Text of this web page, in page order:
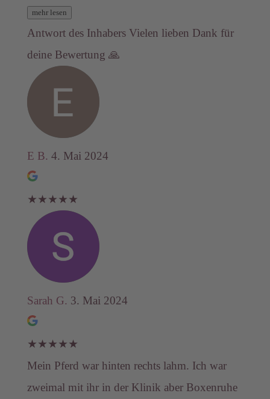
mehr lesen
Antwort des Inhabers Vielen lieben Dank für
deine Bewertung 🙏
E B. 4. Mai 2024
★★★★★
Sarah G. 3. Mai 2024
★★★★★
Mein Pferd war hinten rechts lahm. Ich war
zweimal mit ihr in der Klinik aber Boxenruhe